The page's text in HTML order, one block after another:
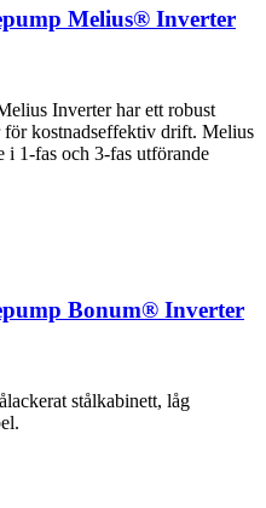
Melius® Inverter
kr
kr
Inverter har ett robust
kostnadseffektiv drift. Melius
i 1-fas och 3-fas utförande
Bonum® Inverter
kr
stålkabinett, låg